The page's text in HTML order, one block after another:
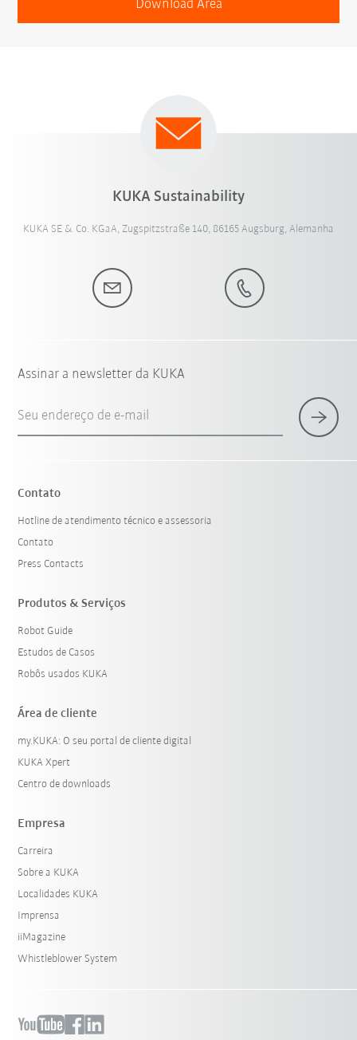
Download Area
KUKA Sustainability
KUKA SE & Co. KGaA, Zugspitzstraße 140, 86165 Augsburg, Alemanha
Assinar a newsletter da KUKA
Seu endereço de e-mail
Contato
Hotline de atendimento técnico e assessoria
Contato
Press Contacts
Produtos & Serviços
Robot Guide
Estudos de Casos
Robôs usados KUKA
Área de cliente
my.KUKA: O seu portal de cliente digital
KUKA Xpert
Centro de downloads
Empresa
Carreira
Sobre a KUKA
Localidades KUKA
Imprensa
iiMagazine
Whistleblower System